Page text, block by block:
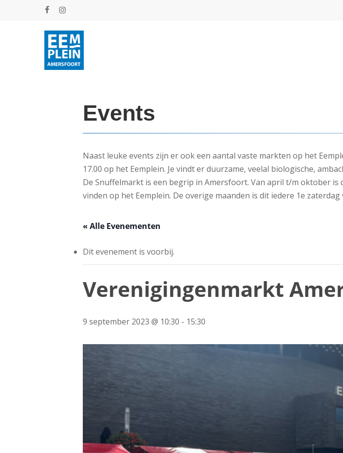
facebookinstagram
Events
Naast leuke events zijn er ook een aantal vaste markten op het
17.00 op het Eemplein. Je vindt er duurzame, veelal biologische,
De Snuffelmarkt is een begrip in Amersfoort. Van april t/m oktober is
vinden op het Eemplein. De overige maanden is dit iedere 1e zaterdag
« Alle Evenementen
Dit evenement is voorbij.
Verenigingenmarkt
9 september 2023 @ 10:30 - 15:30